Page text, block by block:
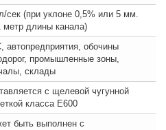
сек (при уклоне 0,5% или 5 мм.
метр длины канала)
автопредприятия, обочины
промышленные зоны,
склады
с щелевой чугунной
класса E600
быть выполнен с